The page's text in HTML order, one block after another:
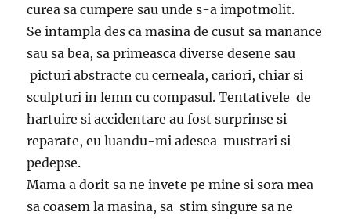
curea sa cumpere sau unde s-a impotmolit.
Se intampla des ca masina de cusut sa manance
sau sa bea, sa primeasca diverse desene sau
picturi abstracte cu cerneala, cariori, chiar si
sculpturi in lemn cu compasul. Tentativele de
hartuire si accidentare au fost surprinse si
reparate, eu luandu-mi adesea mustrari si
pedepse.
Mama a dorit sa ne invete pe mine si sora mea
sa coasem la masina, sa stim singure sa ne